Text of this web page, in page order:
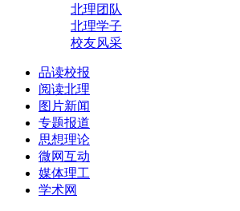
北理团队
北理学子
校友风采
品读校报
阅读北理
图片新闻
专题报道
思想理论
微网互动
媒体理工
学术网